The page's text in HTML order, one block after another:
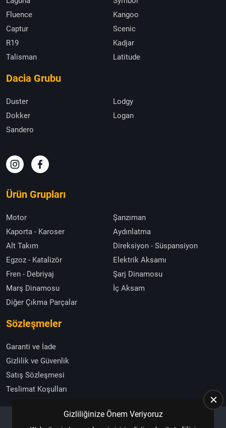
Fluence
Kangoo
Captur
Scenic
R19
Kadjar
Talisman
Latitude
Dacia Grubu
Duster
Lodgy
Dokker
Logan
Sandero
Ürün Grupları
Motor
Şanzıman
Kaporta - Karoser
Aydınlatma
Alt Takım
Direksiyon - Süspansiyon
Egzoz - Katalizör
Elektrik Aksamı
Fren - Debriyaj
Şarj Dinamosu
Marş Dinamosu
İç Aksam
Diğer Çıkma Parçalar
Sözleşmeler
Garanti ve İade
Gizlilik ve Güvenlik
Satış Sözleşmesi
Teslimat Koşulları
Gizliliğinize Önem Veriyoruz